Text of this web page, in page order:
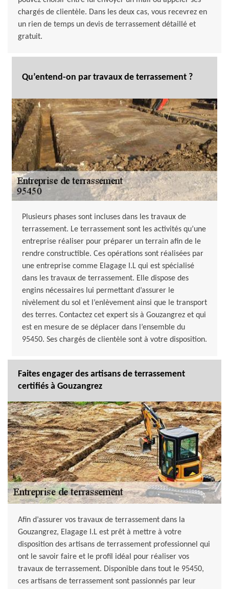
chargés de clientèle. Dans les deux cas, vous recevrez en
un rien de temps un devis de terrassement détaillé et
gratuit.
Qu’entend-on par travaux de terrassement ?
Plusieurs phases sont incluses dans les travaux de
terrassement. Le terrassement sont les activités qu’une
entreprise réaliser pour préparer un terrain afin de le
rendre constructible. Ces opérations sont réalisées par
une entreprise comme Elagage I.L qui est spécialisé
dans les travaux de terrassement. Elle dispose des
engins nécessaires lui permettant d’assurer le
nivèlement du sol et l’enlèvement ainsi que le transport
des terres. Contactez cet expert sis à Gouzangrez et qui
est en mesure de se déplacer dans l’ensemble du
95450. Ses chargés de clientèle sont à votre disposition.
Faites engager des artisans de terrassement
certifiés à Gouzangrez
Afin d’assurer vos travaux de terrassement dans la
Gouzangrez, Elagage I.L est prêt à mettre à votre
disposition des artisans de terrassement professionnel qui
ont le savoir faire et le profil idéal pour réaliser vos
travaux de terrassement. Disponible dans tout le 95450,
ces artisans de terrassement sont passionnés par leur